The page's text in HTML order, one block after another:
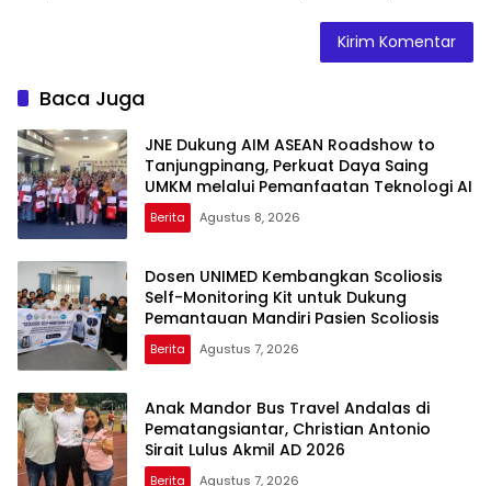
Baca Juga
JNE Dukung AIM ASEAN Roadshow to
Tanjungpinang, Perkuat Daya Saing
UMKM melalui Pemanfaatan Teknologi AI
Berita Agustus 8, 2026
Dosen UNIMED Kembangkan Scoliosis
Self-Monitoring Kit untuk Dukung
Pemantauan Mandiri Pasien Scoliosis
Berita Agustus 7, 2026
Anak Mandor Bus Travel Andalas di
Pematangsiantar, Christian Antonio
Sirait Lulus Akmil AD 2026
Berita Agustus 7, 2026